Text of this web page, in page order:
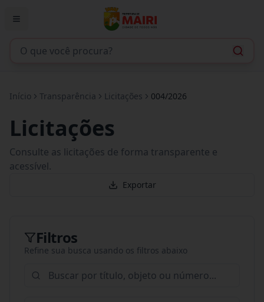
Início Transparência Licitações 004/2026
Licitações
Consulte as licitações de forma transparente e
acessível.
Exportar
Filtros
Refine sua busca usando os filtros abaixo